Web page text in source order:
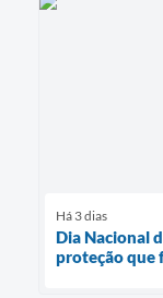
Há 3 dias
Dia Nacional
proteção que